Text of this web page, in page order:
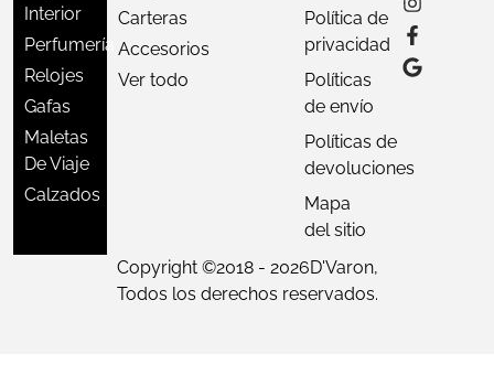
Interior
Perfumería
Relojes
Gafas
Maletas
De Viaje
Calzados
Carteras
Accesorios
Ver todo
Política de
privacidad
Políticas
de envío
Políticas de
devoluciones
Mapa
del sitio
Copyright ©2018 - 2026D'Varon,
Todos los derechos reservados.